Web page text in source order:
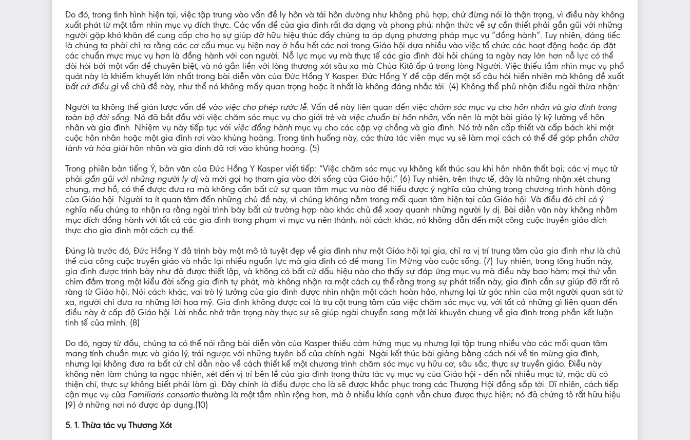
Do đó, trong tình hình hiện tại, việc tập trung vào vấn đề ly hôn và tái hôn dường như không phù hợp, chứ đừng nói là thận trọng, vì điều này không
xuất phát từ một tầm nhìn mục vụ đích thực. Các vấn đề của gia đình rất đa dạng và phong phú; nhận thức về sự cần thiết phải gần gũi với những
người gặp khó khăn để cung cấp cho họ sự giúp đỡ hữu hiệu thúc đẩy chúng ta áp dụng phương pháp mục vụ “đồng hành”. Tuy nhiên, đáng tiếc
là chúng ta phải chỉ ra rằng các cơ cấu mục vụ hiện nay ở hầu hết các nơi trong Giáo hội dựa nhiều vào việc tổ chức các hoạt động hoặc áp đặt
các chuẩn mực mục vụ hơn là đồng hành với con người. Nỗ lực mục vụ mà thực tế các gia đình đòi hỏi chúng ta ngày nay lớn hơn nỗ lực có thể
đòi hỏi bởi một vấn đề chuyên biệt, và nó gắn liền với lòng thương xót sâu xa mà Chúa Kitô ấp ủ trong lòng Người. Việc thiếu tầm nhìn mục vụ phổ
quát này là khiếm khuyết lớn nhất trong bài diễn văn của Đức Hồng Y Kasper. Đức Hồng Y đề cập đến một số câu hỏi hiển nhiên mà không đề xuất
bất cứ điều gì về chủ đề này, như thể nó không mấy quan trọng hoặc ít nhất là không đáng nhắc tới. (4) Không thể phủ nhận điều ngài thừa nhận:
Người ta không thể giản lược vấn đề vào việc cho phép rước lễ. Vấn đề này liên quan đến việc chăm sóc mục vụ cho hôn nhân và gia đình trong
toàn bộ đời sống. Nó đã bắt đầu với việc chăm sóc mục vụ cho giới trẻ và việc chuẩn bị hôn nhân, vốn nên là một bài giáo lý kỹ lưỡng về hôn
nhân và gia đình. Nhiệm vụ này tiếp tục với việc đồng hành mục vụ cho các cặp vợ chồng và gia đình. Nó trở nên cấp thiết và cấp bách khi một
cuộc hôn nhân hoặc một gia đình rơi vào khủng hoảng. Trong tình huống này, các thừa tác viên mục vụ sẽ làm mọi cách có thể để góp phần chữa
lành và hòa giải hôn nhân và gia đình đã rơi vào khủng hoảng. (5)
Trong phiên bản tiếng Ý, bản văn của Đức Hồng Y Kasper viết tiếp: “Việc chăm sóc mục vụ không kết thúc sau khi hôn nhân thất bại; các vị mục tử
phải gần gũi với những người ly dị và mời gọi họ tham gia vào đời sống của Giáo hội.” (6) Tuy nhiên, trên thực tế, đây là những nhận xét chung
chung, mơ hồ, có thể được đưa ra mà không cần bất cứ sự quan tâm mục vụ nào để hiểu được ý nghĩa của chúng trong chương trình hành động
của Giáo hội. Người ta ít quan tâm đến những chủ đề này, vì chúng không nằm trong mối quan tâm hiện tại của Giáo hội. Và điều đó chỉ có ý
nghĩa nếu chúng ta nhận ra rằng ngài trình bày bất cứ trường hợp nào khác chủ đề xoay quanh những người ly dị. Bài diễn văn này không nhằm
mục đích đồng hành với tất cả các gia đình trong phạm vi mục vụ nên thánh; nói cách khác, nó không dẫn đến một công cuộc truyền giáo đích
thực cho gia đình một cách cụ thể.
Đúng là trước đó, Đức Hồng Y đã trình bày một mô tả tuyệt đẹp về gia đình như một Giáo hội tại gia, chỉ ra vị trí trung tâm của gia đình như là chủ
thể của công cuộc truyền giáo và nhắc lại nhiều nguồn lực mà gia đình có để mang Tin Mừng vào cuộc sống. (7) Tuy nhiên, trong tông huấn này,
gia đình được trình bày như đã được thiết lập, và không có bất cứ dấu hiệu nào cho thấy sự đáp ứng mục vụ mà điều này bao hàm; mọi thứ vẫn
chìm đắm trong một kiểu đời sống gia đình tự phát, mà không nhận ra một cách cụ thể rằng trong sự phát triển này, gia đình cần sự giúp đỡ rất rõ
ràng từ Giáo hội. Nói cách khác, vai trò lý tưởng của gia đình được nhìn nhận một cách hoàn hảo, nhưng lại từ góc nhìn của một người quan sát từ
xa, người chỉ đưa ra những lời hoa mỹ. Gia đình không được coi là trụ cột trung tâm của việc chăm sóc mục vụ, với tất cả những gì liên quan đến
điều này ở cấp độ Giáo hội. Lời nhắc nhở trân trọng này thực sự sẽ giúp ngài chuyển sang một lời khuyên chung về gia đình trong phần kết luận
tinh tế của mình. (8)
Do đó, ngay từ đầu, chúng ta có thể nói rằng bài diễn văn của Kasper thiếu cảm hứng mục vụ nhưng lại tập trung nhiều vào các mối quan tâm
mang tính chuẩn mực và giáo lý, trái ngược với những tuyên bố của chính ngài. Ngài kết thúc bài giảng bằng cách nói về tin mừng gia đình,
nhưng lại không đưa ra bất cứ chỉ dẫn nào về cách thiết kế một chương trình chăm sóc mục vụ hữu cơ, sâu sắc, thực sự truyền giáo. Điều này
không nên làm chúng ta ngạc nhiên, xét đến vị trí bên lề của gia đình trong thừa tác vụ mục vụ của Giáo hội - đến nỗi nhiều mục tử, mặc dù có
thiện chí, thực sự không biết phải làm gì. Đây chính là điều được cho là sẽ được khắc phục trong các Thượng Hội đồng sắp tới. Dĩ nhiên, cách tiếp
cận mục vụ của Familiaris consortio thường là một tầm nhìn rộng hơn, mà ở nhiều khía cạnh vẫn chưa được thực hiện; nó đã chứng tỏ rất hữu hiệu
(9) ở những nơi nó được áp dụng.(10)
5. 1. Thừa tác vụ Thương Xót